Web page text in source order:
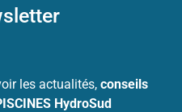
les actualités, conseils
HydroSud